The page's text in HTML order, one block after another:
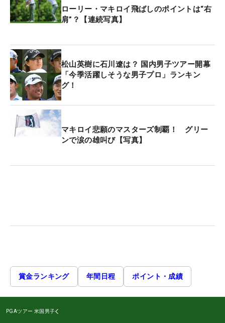
ローリー・マキロイ飛ばしのポイントは“右
肩”？【連続写真】
松山英樹に石川遼は？ 国内男子ツアー開幕
「今季活躍しそうな男子プロ」ランキン
グ！
マキロイ悲願のマスターズ制覇！ グリー
ンで涙の雄叫び【写真】
賞金ランキング 年間日程 ポイント・成績
PGAツアー 米国男子